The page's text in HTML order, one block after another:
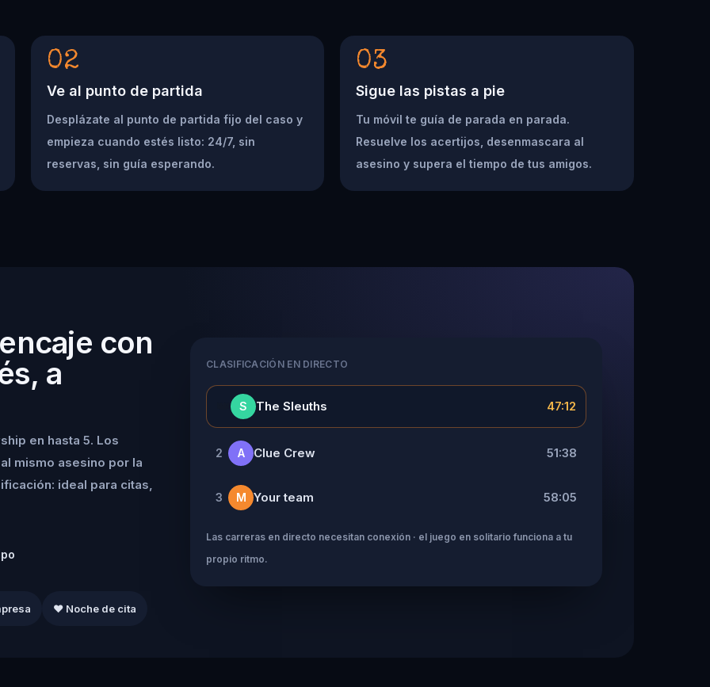
02
Ve al punto de partida
Desplázate al punto de partida fijo del caso y
empieza cuando estés listo: 24/7, sin
reservas, sin guía esperando.
03
Sigue las pistas a pie
Tu móvil te guía de parada en parada.
Resuelve los acertijos, desenmascara al
asesino y supera el tiempo de tus amigos.
con
a
en hasta 5. Los
mismo asesino por la
ideal para citas,
❤️ Noche de cita
CLASIFICACIÓN EN DIRECTO
S The Sleuths 47:12
2 A Clue Crew 51:38
3 M Your team 58:05
Las carreras en directo necesitan conexión · el juego en solitario funciona a tu
propio ritmo.